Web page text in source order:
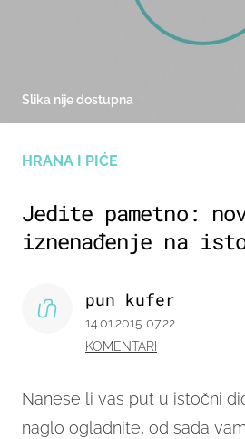
HRANA I PIĆE
Jedite pametno:
iznenađenje na
Nanese li vas put u istočni
naglo ogladnite, od sada
pun kufer
14.01.2015 07:22
KOMENTARI
Slika nije dostupna